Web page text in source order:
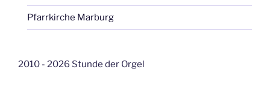
Pfarrkirche Marburg
2010 - 2026 Stunde der Orgel